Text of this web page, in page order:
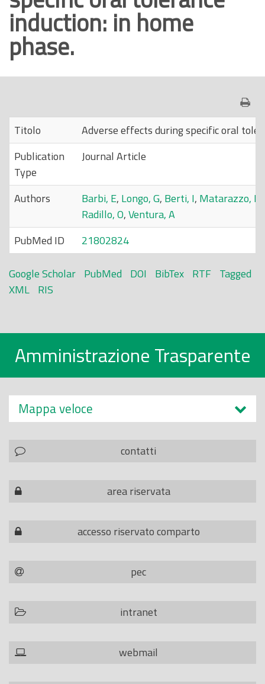
n
induction: in home
phase.
Titolo
Adverse effects during specific oral
Publication
Type
Journal Article
Authors Barbi, E, Longo, G, Berti, I, Matarazzo, L
Radillo, O,Ventura, A
PubMed ID
21802824
Google Scholar PubMed DOI BibTex RTF Tagged
XML RIS
Amministrazione Trasparente
Mappa veloce
contatti
area riservata
accesso riservato comparto
pec
intranet
webmail